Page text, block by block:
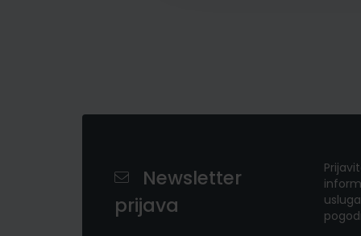
Newsletter
prijava